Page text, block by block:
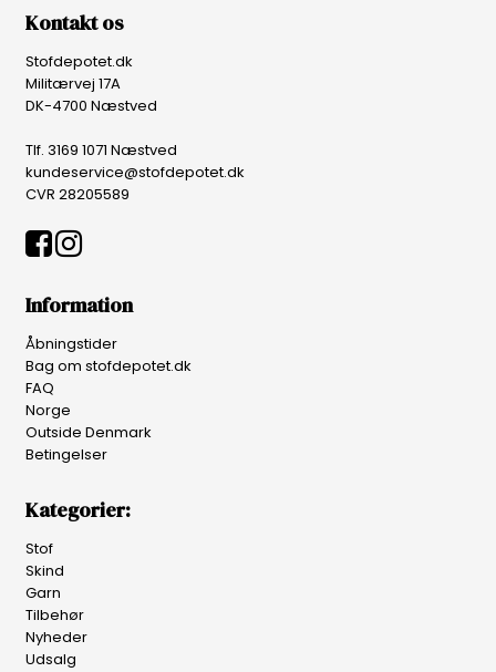
Kontakt os
Stofdepotet.dk
Militærvej 17A
DK-4700 Næstved
Tlf. 3169 1071 Næstved
kundeservice@stofdepotet.dk
CVR 28205589
Information
Åbningstider
Bag om stofdepotet.dk
FAQ
Norge
Outside Denmark
Betingelser
Kategorier:
Stof
Skind
Garn
Tilbehør
Nyheder
Udsalg